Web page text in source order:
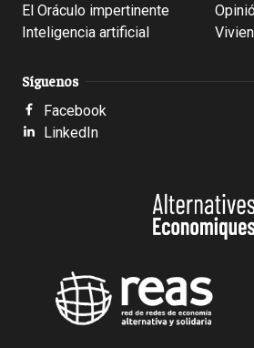
El Oráculo impertinente
Inteligencia artificial
Síguenos
Facebook
LinkedIn